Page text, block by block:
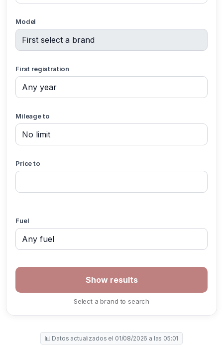
Model
First registration
Mileage to
Price to
Fuel
Select a brand to search
📊 Datos actualizados el 01/08/2026 a las 05:01